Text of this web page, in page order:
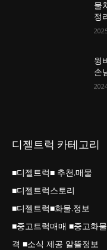
물
정
윙
손
디젤트럭 카테고리
■디젤트럭■ 추천.매물
■디젤트럭스토리
■디젤트럭■화물.정보
■중고트럭매매 ■중고화
격 ■소식 제공 알뜰정보